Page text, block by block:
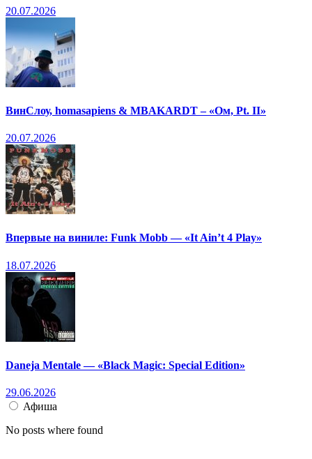
20.07.2026
ВинСлоу, homasapiens & MBAKARDT – «Ом, Pt. II»
20.07.2026
Впервые на виниле: Funk Mobb — «It Ain’t 4 Play»
18.07.2026
Daneja Mentale — «Black Magic: Special Edition»
29.06.2026
Афиша
No posts where found